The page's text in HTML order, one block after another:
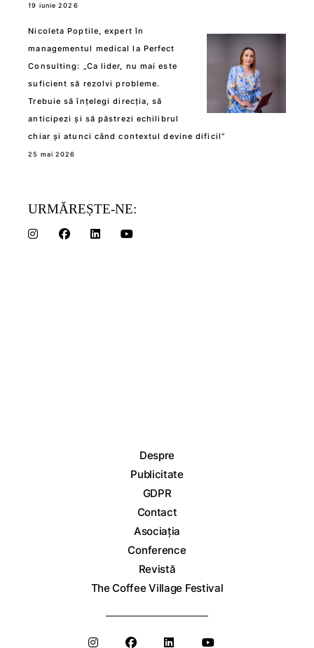
19 iunie 2026
Nicoleta Poptile, expert în
managementul medical la Perfect
Consulting: „Ca lider, nu mai este
suficient să rezolvi probleme.
Trebuie să înțelegi direcția, să
anticipezi și să păstrezi echilibrul
chiar și atunci când contextul devine dificil”
25 mai 2026
URMĂREȘTE-NE:
Despre
Publicitate
GDPR
Contact
Asociația
Conference
Revistă
The Coffee Village Festival